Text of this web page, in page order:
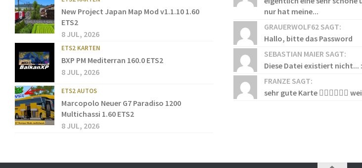
New Project Japan Map Mod v1.1.10 1.60
ETS2
8 JUL, 2026
ETS2 KARTEN
BXP PM Mediterran 160.0 ETS2
8 JUL, 2026
ETS2 AUTOS
Marcopolo Neuer G7 Paradiso 1200
Multichassi 1.60 ETS2
8 JUL, 2026
nur hat meine...
GRAUERWOLF62 SAGT:
Hallo, bitte das Password
SEBASTIAN MAIER SAGT:
Diese Datei existiert nicht...
FRANZE SAGT:
sehr gute Karte 👍🏻👍🏻👍🏻